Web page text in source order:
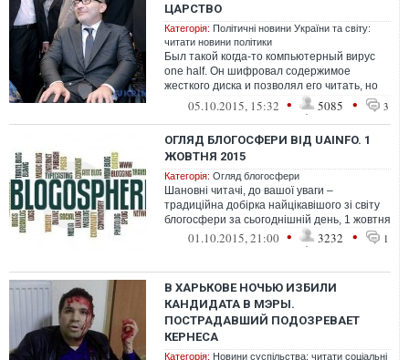
ЦАРСТВО
Категорія: Політичні новини України та світу:
читати новини політики
Был такой когда-то компьютерный вирус
one half. Он шифровал содержимое
жесткого диска и позволял его читать, но
только при своем посредничестве
05.10.2015, 15:32 • 5085 • 3
ОГЛЯД БЛОГОСФЕРИ ВІД UAINFO. 1
ЖОВТНЯ 2015
Категорія: Огляд блогосфери
Шановні читачі, до вашої уваги –
традиційна добірка найцікавішого зі світу
блогосфери за сьогоднішній день, 1 жовтня
01.10.2015, 21:00 • 3232 • 1
В ХАРЬКОВЕ НОЧЬЮ ИЗБИЛИ
КАНДИДАТА В МЭРЫ.
ПОСТРАДАВШИЙ ПОДОЗРЕВАЕТ
КЕРНЕСА
Категорія: Новини суспільства: читати соціальні